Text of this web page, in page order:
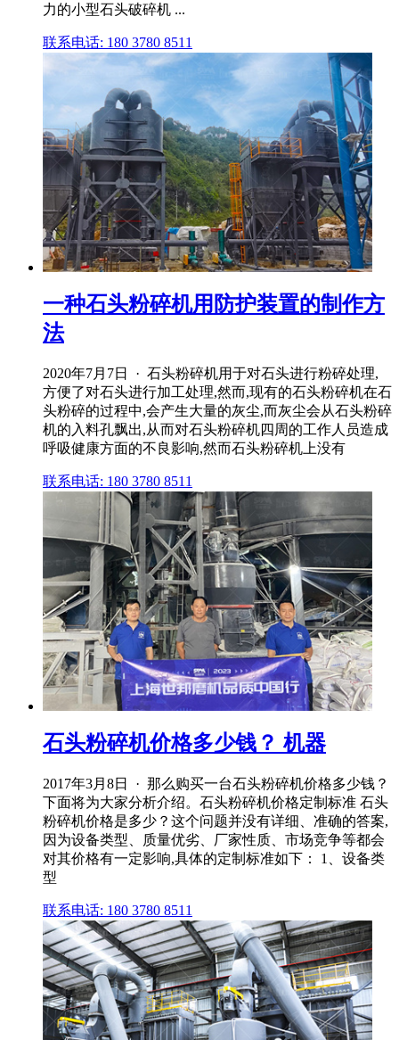
力的小型石头破碎机 ...
联系电话: 180 3780 8511
一种石头粉碎机用防护装置的制作方
法
2020年7月7日 · 石头粉碎机用于对石头进行粉碎处理,
方便了对石头进行加工处理,然而,现有的石头粉碎机在石
头粉碎的过程中,会产生大量的灰尘,而灰尘会从石头粉碎
机的入料孔飘出,从而对石头粉碎机四周的工作人员造成
呼吸健康方面的不良影响,然而石头粉碎机上没有
联系电话: 180 3780 8511
石头粉碎机价格多少钱？ 机器
2017年3月8日 · 那么购买一台石头粉碎机价格多少钱？
下面将为大家分析介绍。石头粉碎机价格定制标准 石头
粉碎机价格是多少？这个问题并没有详细、准确的答案,
因为设备类型、质量优劣、厂家性质、市场竞争等都会
对其价格有一定影响,具体的定制标准如下： 1、设备类
型
联系电话: 180 3780 8511